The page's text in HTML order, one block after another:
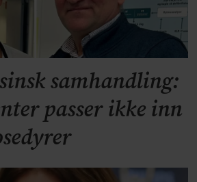
samhandling:
passer ikke inn